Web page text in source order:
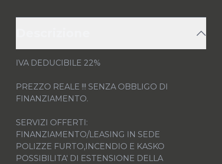
IVA DEDUCIBILE 22%
PREZZO REALE !!! SENZA OBBLIGO DI
FINANZIAMENTO.
SERVIZI OFFERTI:
FINANZIAMENTO/LEASING IN SEDE
POLIZZE FURTO,INCENDIO E KASKO
POSSIBILITA' DI ESTENSIONE DELLA